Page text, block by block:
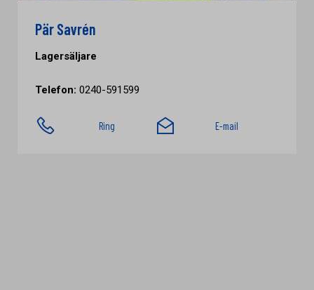
Pär Savrén
Lagersäljare
Telefon: 0240-591599
Ring E-mail